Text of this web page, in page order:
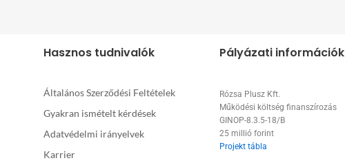
Hasznos tudnivalók
Általános Szerződési Feltételek
Gyakran ismételt kérdések
Adatvédelmi irányelvek
Karrier
Pályázati információk
Rózsa Plusz Kft.
Működési költség finanszírozás
GINOP-8.3.5-18/B
25 millió forint
Projekt tábla